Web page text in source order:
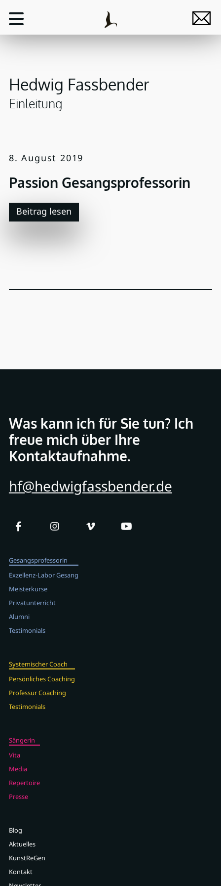
Hedwig Fassbender
Einleitung
8. August 2019
Passion Gesangsprofessorin
Beitrag lesen
Was kann ich für Sie tun? Ich
freue mich über Ihre
Kontaktaufnahme.
hf@hedwigfassbender.de
Gesangsprofessorin
Exzellenz-Labor Gesang
Meisterkurse
Privatunterricht
Alumni
Testimonials
Systemischer Coach
Persönliches Coaching
Professur Coaching
Testimonials
Sängerin
Vita
Media
Repertoire
Presse
Blog
Aktuelles
KunstReGen
Kontakt